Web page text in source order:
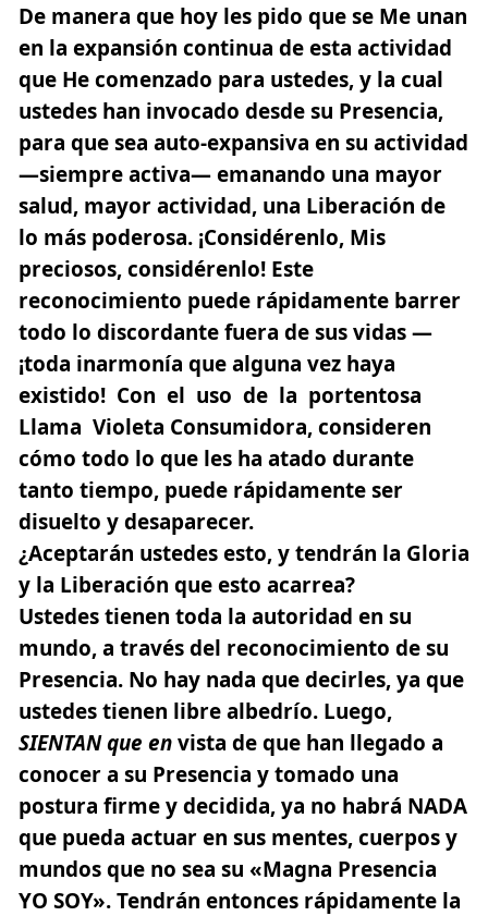
De manera que hoy les pido que se Me unan
en la expansión continua de esta actividad
que He comenzado para ustedes, y la cual
ustedes han invocado desde su Presencia,
para que sea auto-expansiva en su actividad
—siempre activa— emanando una mayor
salud, mayor actividad, una Liberación de
lo más poderosa. ¡Considérenlo, Mis
preciosos, considérenlo! Este
reconocimiento puede rápidamente barrer
todo lo discordante fuera de sus vidas —
¡toda inarmonía que alguna vez haya
existido! Con el uso de la portentosa
Llama Violeta Consumidora, consideren
cómo todo lo que les ha atado durante
tanto tiempo, puede rápidamente ser
disuelto y desaparecer.
¿Aceptarán ustedes esto, y tendrán la Gloria
y la Liberación que esto acarrea?
Ustedes tienen toda la autoridad en su
mundo, a través del reconocimiento de su
Presencia. No hay nada que decirles, ya que
ustedes tienen libre albedrío. Luego,
SIENTAN que envista de que han llegado a
conocer a su Presencia y tomado una
postura firme y decidida, ya no habrá NADA
que pueda actuar en sus mentes, cuerpos y
mundos que no sea su «Magna Presencia
YO SOY».Tendrán entonces rápidamente la